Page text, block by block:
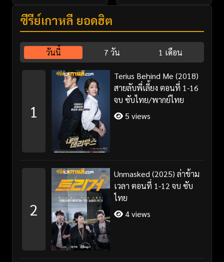
ซีรี่ย์เกาหลี ยอดฮิต
วันนี้ 7 วัน 1 เดือน
1
Terius Behind Me (2018)
สายลับพี่เลี้ยง ตอนที่ 1-16
จบ ซับไทย/พากย์ไทย
5 views
2
Unmasked (2025) ล่าข้าม
เวลา ตอนที่ 1-12 จบ ซับ
ไทย
4 views